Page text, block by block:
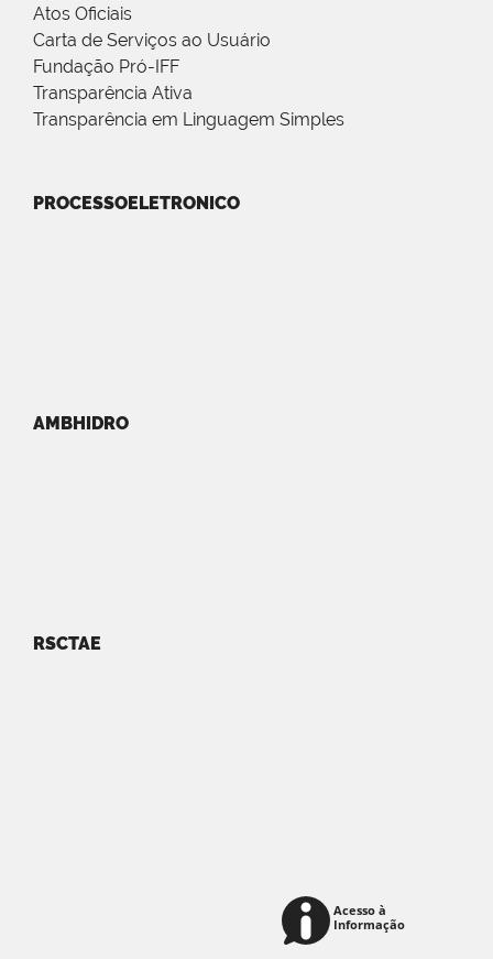
Atos Oficiais
Carta de Serviços ao Usuário
Fundação Pró-IFF
Transparência Ativa
Transparência em Linguagem Simples
PROCESSOELETRONICO
AMBHIDRO
RSCTAE